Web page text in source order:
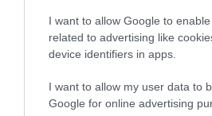
I want to allow Google to
related to advertising like
device identifiers in apps.
I want to allow my user data to
Google for online advertising